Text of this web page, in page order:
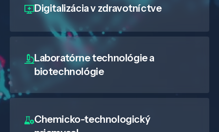
Digitalizáciav zdravotníctve
Laboratórne technológie a
biotechnológie
Chemicko-technologický